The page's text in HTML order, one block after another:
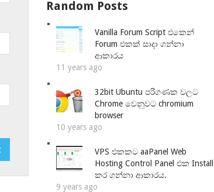
Random Posts
Vanilla Forum Script එකෙන්
Forum එකක් සාදා ගන්නා
ආකාරය
11 years ago
32bit Ubuntu පරිගණක වලට
Chrome වෙනුවට chromium
browser
10 years ago
VPS එකකට aaPanel Web
Hosting Control Panel එක Install
කර ගන්නා ආකාරය.
9 years ago